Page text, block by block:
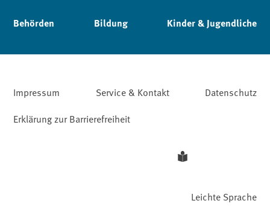
Behörden Bildung Kinder & Jugendliche
Impressum Service & Kontakt
Datenschutz
Erklärung zur Barrierefreiheit
Leichte Sprache